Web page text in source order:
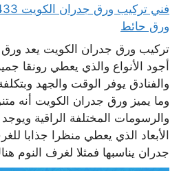
ورق حائط
تركيب ورق جدران الكويت يعد
أجود الأنواع والذي يعطي رونقا
والفنادق يوفر الوقت والجهد
وما يميز ورق جدران الكويت أنه
والرسومات المختلفة الراقية ويوجد
الأبعاد الذي يعطي منظرا جذابا
جدران يناسبها فمثلا لغرف النوم